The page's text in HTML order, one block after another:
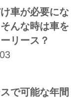
け車が必要にな
んな時は車を
リース？
で可能な年間